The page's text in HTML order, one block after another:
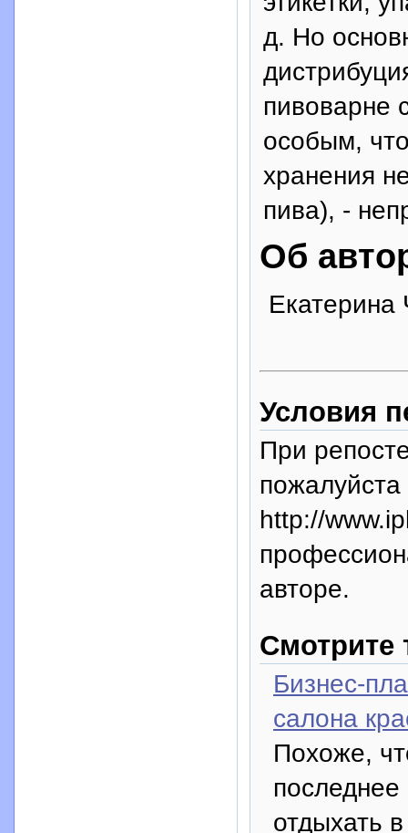
д. Но
пивоварне
особым,
хранения
пива), -
Об
Екатерина
Условия
При
пожалуйста
http://
авторе.
Смотрите
Бизнес-
салона
Похоже,
отдыхать